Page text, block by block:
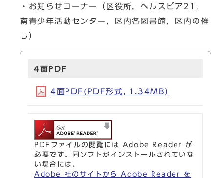
・お知らせコーナー（区役所，ヘルスピア21，
南青少年活動センター，区内各図書館，区内の催
し）
4面PDF
4面PDF(PDF形式, 1.34MB)
PDFファイルの閲覧には Adobe Reader が
必要です。同ソフトがインストールされていな
い場合には、
Adobe 社のサイトから Adobe Reader を